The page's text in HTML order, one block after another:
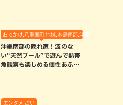
おでかけ,八重瀬町,地域,本島南部,沖縄の海,自然
沖縄南部の隠れ家！波のな
い“天然プール”で遊んで熱帯
魚観察も楽しめる個性あふれ
エンタメ,占い